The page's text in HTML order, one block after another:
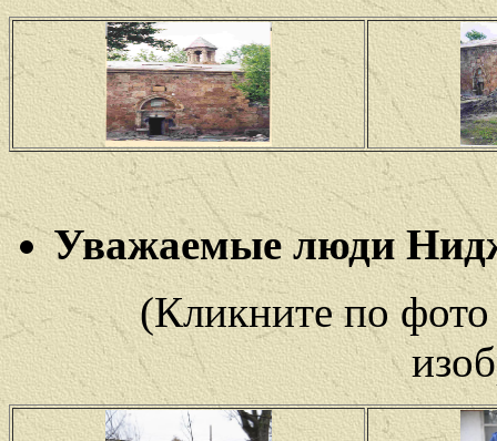
Уважаемые люди
(Кликните по фото